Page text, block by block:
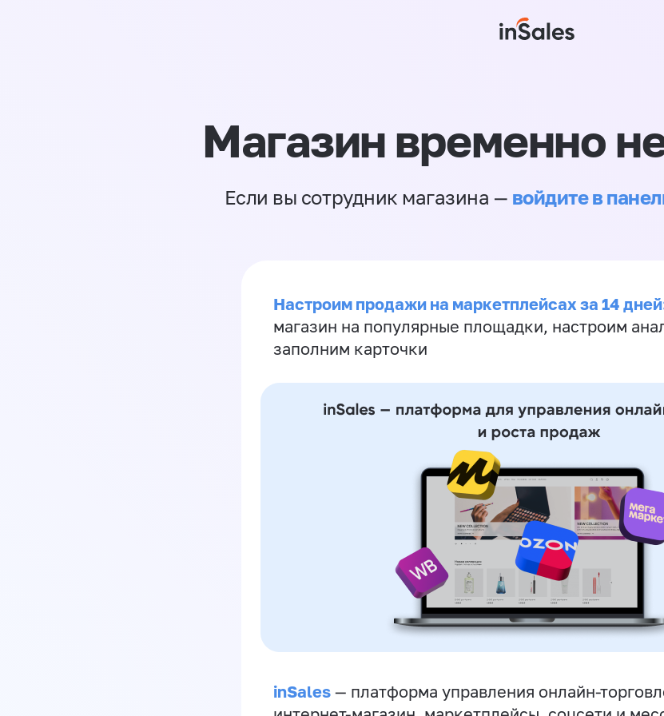
Магазин временно
Если вы сотрудник магазина — войдите в
Настроим продажи на маркетплейсах за 14
магазин на популярные площадки, настроим
заполним карточки
inSales — платформа управления онлайн-